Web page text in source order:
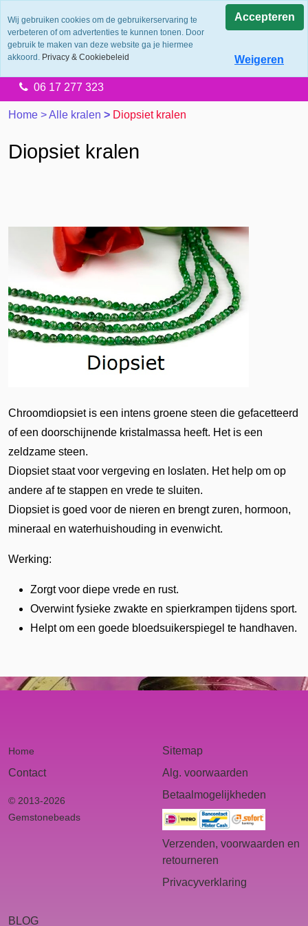
Levering 2 werkdagen
Gratis verzending vanaf €65.00
06 17 277 323
Home >Alle kralen > Diopsiet kralen
Diopsiet kralen
Chroomdiopsiet is een intens groene steen die gefacetteerd
of een doorschijnende kristalmassa heeft. Het is een
zeldzame steen.
Diopsiet staat voor vergeving en loslaten. Het help om op
andere af te stappen en vrede te sluiten.
Diopsiet is goed voor de nieren en brengt zuren, hormoon,
mineraal en waterhuishouding in evenwicht.
Werking:
Zorgt voor diepe vrede en rust.
Overwint fysieke zwakte en spierkrampen tijdens sport.
Helpt om een goede bloedsuikerspiegel te handhaven.
Home
Contact
© 2013-2026
Gemstonebeads
Sitemap
Alg. voorwaarden
Betaalmogelijkheden
Verzenden, voorwaarden en
retourneren
Privacyverklaring
BLOG
Wij gebruiken cookies om de gebruikerservaring te
verbeteren of om advertenties te kunnen tonen. Door
gebruik te maken van deze website ga je hiermee
akkoord. Privacy & Cookiebeleid
Accepteren
Weigeren